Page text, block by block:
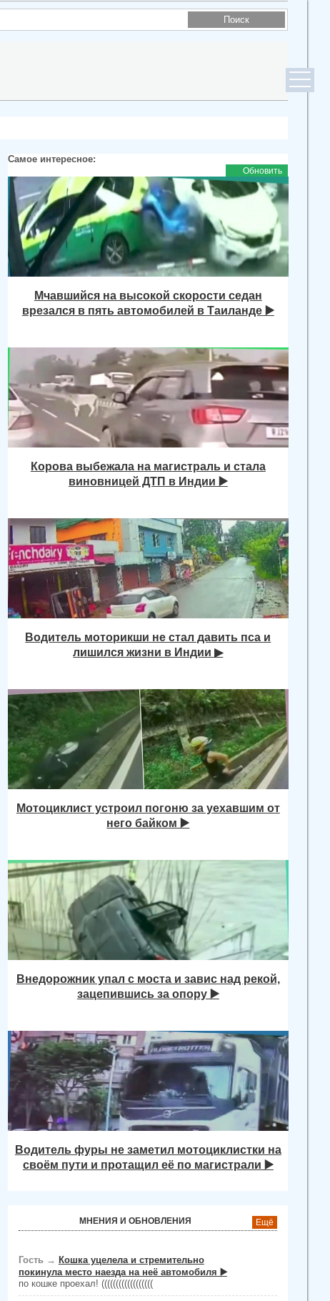
Самое интересное:
Обновить
Мчавшийся на высокой скорости седан
врезался в пять автомобилей в Таиланде ▶️
Корова выбежала на магистраль и стала
виновницей ДТП в Индии ▶️
Водитель моторикши не стал давить пса и
лишился жизни в Индии ▶
Мотоциклист устроил погоню за уехавшим от
него байком ▶️
Внедорожник упал с моста и завис над рекой,
зацепившись за опору ▶️
Водитель фуры не заметил мотоциклистки на
своём пути и протащил её по магистрали ▶️
МНЕНИЯ И ОБНОВЛЕНИЯ Ещё
Гость → Кошка уцелела и стремительно
покинула место наезда на неё автомобиля ▶️
по кошке проехал! ((((((((((((((((((